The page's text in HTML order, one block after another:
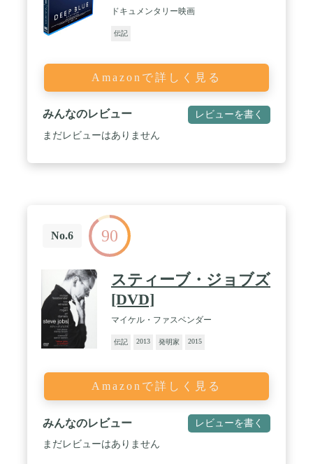
ドキュメンタリー映画
伝記
Amazonで詳しく見る
みんなのレビュー レビューを書く
まだレビューはありません
No.6 90
スティーブ・ジョブズ
[DVD]
マイケル・ファスベンダー
伝記 2013 発明家 2015
Amazonで詳しく見る
みんなのレビュー レビューを書く
まだレビューはありません